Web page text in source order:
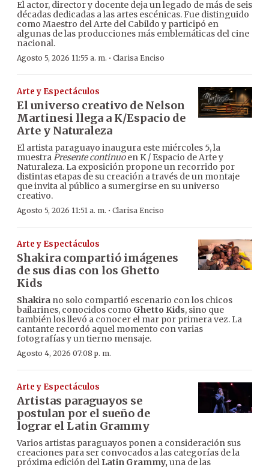
El actor, director y docente deja un legado de más de seis
décadas dedicadas a las artes escénicas. Fue distinguido
como Maestro del Arte del Cabildo y participó en
algunas de las producciones más emblemáticas del cine
nacional.
Agosto 5, 2026 11:55 a. m. · Clarisa Enciso
Arte y Espectáculos
El universo creativo de Nelson
Martinesi llega a K/Espacio de
Arte y Naturaleza
El artista paraguayo inaugura este miércoles 5, la
muestraPresente continuoen K / Espacio de Arte y
Naturaleza. La exposición propone un recorrido por
distintas etapas de su creación a través de un montaje
que invita al público a sumergirse en su universo
creativo.
Agosto 5, 2026 11:51 a. m. · Clarisa Enciso
Arte y Espectáculos
Shakira compartió imágenes
de sus dias con los Ghetto
Kids
Shakira no solo compartió escenario con los chicos
bailarines, conocidos como Ghetto Kids, sino que
también los llevó a conocer el mar por primera vez. La
cantante recordó aquel momento con varias
fotografías y un tierno mensaje.
Agosto 4, 2026 07:08 p. m.
Arte y Espectáculos
Artistas paraguayos se
postulan por el sueño de
lograr el Latin Grammy
Varios artistas paraguayos ponen a consideración sus
creaciones para ser convocados a las categorías de la
próxima edición del Latin Grammy, una de las